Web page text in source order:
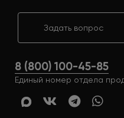
Задать вопрос
8 (800) 100-45-85
Единый номер отдела